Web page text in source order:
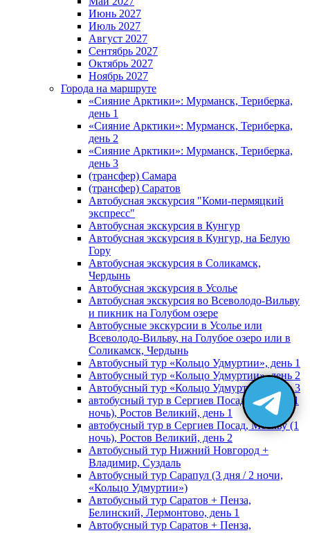
Июнь 2027
Июль 2027
Август 2027
Сентябрь 2027
Октябрь 2027
Ноябрь 2027
Города на маршруте
«Сияние Арктики»: Мурманск, Териберка,
день 1
«Сияние Арктики»: Мурманск, Териберка,
день 2
«Сияние Арктики»: Мурманск, Териберка,
день 3
(трансфер) Самара
(трансфер) Саратов
Автобусная экскурсия "Коми-пермяцкий
экспресс"
Автобусная экскурсия в Кунгур
Автобусная экскурсия в Кунгур, на Белую
Гору
Автобусная экскурсия в Соликамск,
Чердынь
Автобусная экскурсия в Усолье
Автобусная экскурсия во Всеволодо-Вильву
и пикник на Голубом озере
Автобусные экскурсии в Усолье или
Всеволодо-Вильву, на Голубое озеро или в
Соликамск, Чердынь
Автобусный тур «Кольцо Удмуртии», день 1
Автобусный тур «Кольцо Удмуртии», день 2
Автобусный тур «Кольцо Удмуртии», день 3
автобусный тур в Сергиев Посад, Москву (1
ночь), Ростов Великий, день 1
автобусный тур в Сергиев Посад, Москву (1
ночь), Ростов Великий, день 2
Автобусный тур Нижний Новгород +
Владимир, Суздаль
Автобусный тур Сарапул (3 дня / 2 ночи,
«Кольцо Удмуртии»)
Автобусный тур Саратов + Пенза,
Белинский, Лермонтово, день 1
Автобусный тур Саратов + Пенза,